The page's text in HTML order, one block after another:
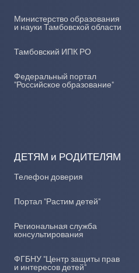
Министерство образования
и науки Тамбовской области
Тамбовский ИПК РО
Федеральный портал
"Российское образование"
ДЕТЯМ и РОДИТЕЛЯМ
Телефон доверия
Портал "Растим детей"
Региональная служба
консультирования
ФГБНУ "Центр защиты прав
и интересов детей"